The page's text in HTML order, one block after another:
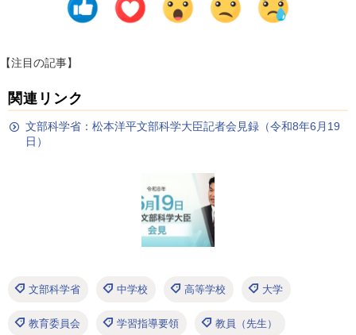
【注目の記事】
関連リンク
文部科学省：松本洋平文部科学大臣記者会見録（令和8年6月19
日）
文部科学省 中学校 高等学校 大学
教育委員会 学習指導要領 教員（先生）